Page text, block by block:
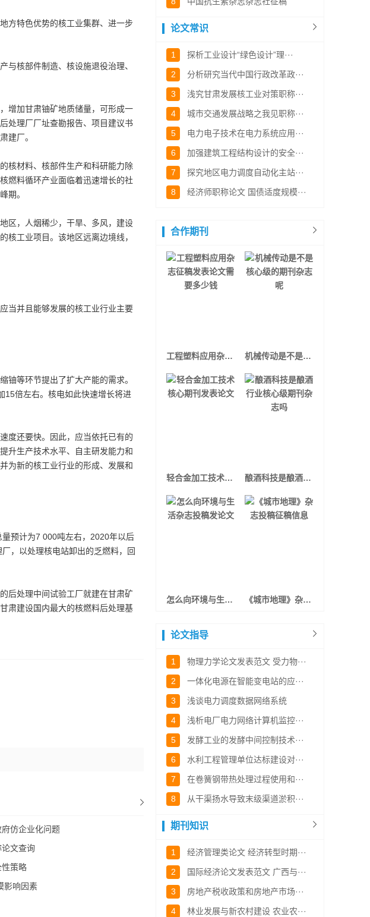
方特色优势的核工业集群、进一步
核部件制造、核设施退役治理、
增加甘肃铀矿地质储量，可形成一
处理厂厂址查勘报告、项目建议书
建厂。
核材料、核部件生产和科研能力除
燃料循环产业面临着迅速增长的社
期。
区，人烟稀少，干旱、多风，建设
核工业项目。该地区远离边境线，
当并且能够发展的核工业行业主要
等环节提出了扩大产能的需求。
15倍左右。核电如此快速增长将进
度还要快。因此，应当依托已有的
升生产技术水平、自主研发能力和
为新的核工业行业的形成、发展和
预计为7 000吨左右，2020年以后
，以处理核电站卸出的乏燃料，回
后处理中间试验工厂就建在甘肃矿
肃建设国内最大的核燃料后处理基
仿企业化问题
文查询
策略
影响因素
论文常识
1 探析工业设计“绿色设计”理···
2 分析研究当代中国行政改革政···
3 浅究甘肃发展核工业对策职称···
4 城市交通发展战略之我见职称···
5 电力电子技术在电力系统应用···
6 加强建筑工程结构设计的安全···
7 探究地区电力调度自动化主站···
8 经济师职称论文 国债适度规模···
合作期刊
工程塑料应用杂志征稿发表论文需要多少钱 机械传动是不是核心级的期刊杂志呢
轻合金加工技术核心期刊发表论文 酿酒科技是酿酒行业核心级期刊杂志吗
怎么向环境与生活杂志投稿发论文 《城市地理》杂志投稿征稿信息
论文指导
1 物理力学论文发表范文 受力物···
2 一体化电源在智能变电站的应···
3 浅谈电力调度数据网络系统
4 浅析电厂电力网络计算机监控···
5 发酵工业的发酵中间控制技术···
6 水利工程管理单位达标建设对···
7 在卷簧钢带热处理过程使用和···
8 从干渠扬水导致末级渠道淤积···
期刊知识
1 经济管理类论文 经济转型时期···
2 国际经济论文发表范文 广西与···
3 房地产税收政策和房地产市场···
4 林业发展与新农村建设 农业农···